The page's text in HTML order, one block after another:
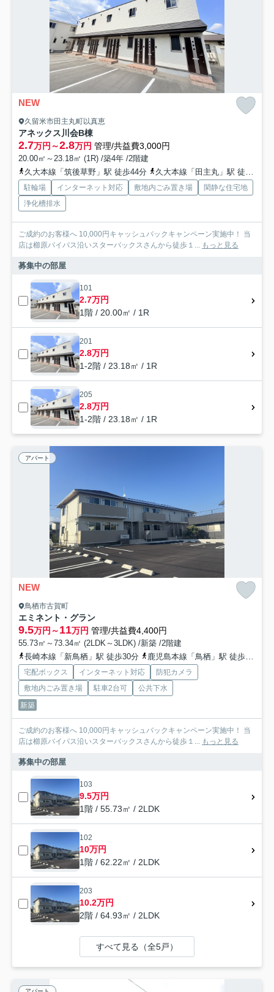
NEW
久留米市田主丸町以真恵
アネックス川会B棟
2.7万円～2.8万円 管理/共益費3,000円
20.00㎡～23.18㎡ (1R) /築4年 /2階建
久大本線「筑後草野」駅 徒歩44分
久大本線「田主丸」駅 徒歩44分
駐輪場 インターネット対応 敷地内ごみ置き場
閑静な住宅地
浄化槽排水
ご成約のお客様へ 10,000円キャッシュバックキャンペーン実施中！ 当
店は櫛原バイパス沿いスターバックスさんから徒歩１... もっと見る
募集中の部屋
101
2.7万円
1階 / 20.00㎡ / 1R
201
2.8万円
1-2階 / 23.18㎡ / 1R
205
2.8万円
1-2階 / 23.18㎡ / 1R
アパート
NEW
鳥栖市古賀町
エミネント・グラン
9.5万円～11万円 管理/共益費4,400円
55.73㎡～73.34㎡ (2LDK～3LDK) /新築 /2階建
長崎本線「新鳥栖」駅 徒歩30分
鹿児島本線「鳥栖」駅 徒歩31分
宅配ボックス インターネット対応
防犯カメラ
敷地内ごみ置き場
駐車2台可
公共下水
新築
ご成約のお客様へ 10,000円キャッシュバックキャンペーン実施中！ 当
店は櫛原バイパス沿いスターバックスさんから徒歩１... もっと見る
募集中の部屋
103
9.5万円
1階 / 55.73㎡ / 2LDK
102
10万円
1階 / 62.22㎡ / 2LDK
203
10.2万円
2階 / 64.93㎡ / 2LDK
すべて見る（全5戸）